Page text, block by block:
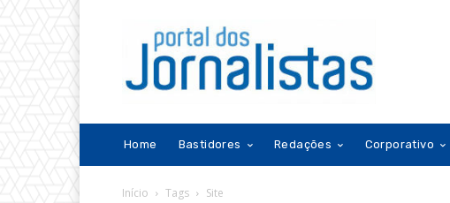
Home Bastidores Redações Corporativo
Início Tags Site